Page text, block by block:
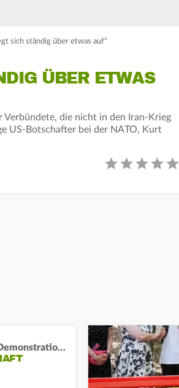
sich ständig über etwas auf"
ÜBER ETWAS
Verbündete, die nicht in den Iran-Krieg
US-Botschafter bei der NATO, Kurt
Auto-Anschlag auf Demonstration in München: